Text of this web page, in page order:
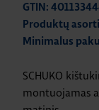
GTIN:
Produktų
Minimalus
SCHUKO
montuojamas